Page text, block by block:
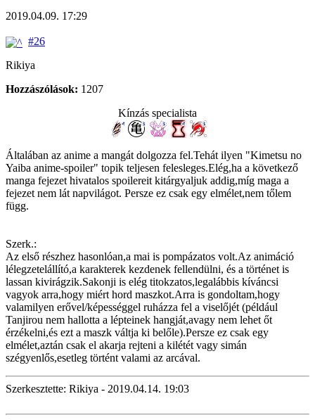
2019.04.09. 17:29
#26
Rikiya
Hozzászólások: 1207
Kínzás specialista
Általában az anime a mangát dolgozza fel.Tehát ilyen "Kimetsu no
Yaiba anime-spoiler" topik teljesen felesleges.Elég,ha a következő
manga fejezet hivatalos spoilereit kitárgyaljuk addig,míg maga a
fejezet nem lát napvilágot. Persze ez csak egy elmélet,nem tőlem
függ.
Szerk.:
Az első részhez hasonlóan,a mai is pompázatos volt.Az animáció
lélegzetelállító,a karakterek kezdenek fellendülni, és a történet is
lassan kivirágzik.Sakonji is elég titokzatos,legalábbis kíváncsi
vagyok arra,hogy miért hord maszkot.Arra is gondoltam,hogy
valamilyen erővel/képességgel ruházza fel a viselőjét (például
Tanjirou nem hallotta a lépteinek hangját,avagy nem lehet őt
érzékelni,és ezt a maszk váltja ki belőle).Persze ez csak egy
elmélet,aztán csak el akarja rejteni a kilétét vagy simán
szégyenlős,esetleg történt valami az arcával.
Szerkesztette: Rikiya - 2019.04.14. 19:03